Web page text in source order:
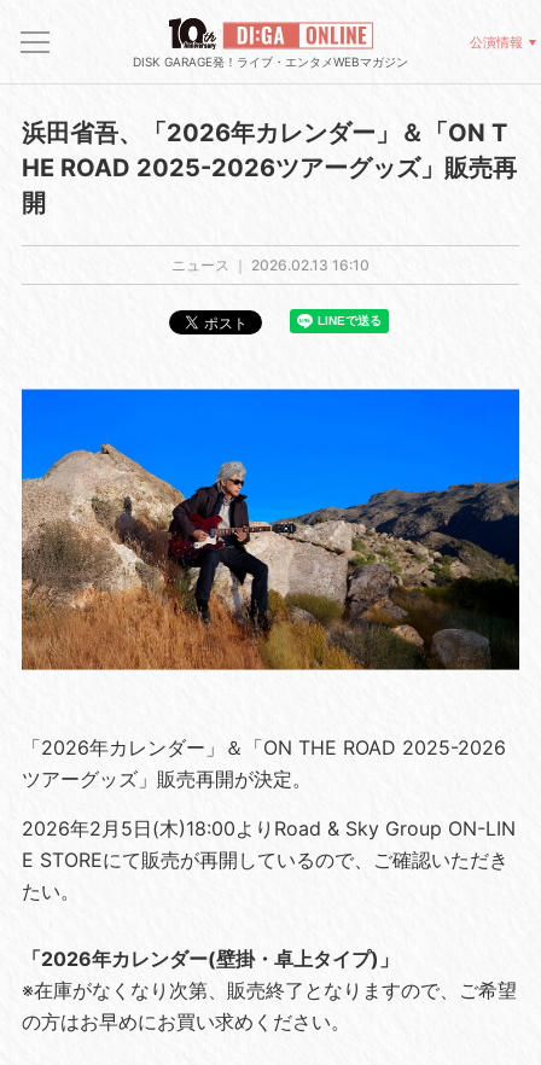
DISK GARAGE発！ライブ・エンタメWEBマガジン
公演情報
浜田省吾、「2026年カレンダー」＆「ON T
HE ROAD 2025-2026ツアーグッズ」販売再
開
ニュース ｜ 2026.02.13 16:10
「2026年カレンダー」＆「ON THE ROAD 2025-2026
ツアーグッズ」販売再開が決定。
2026年2月5日(木)18:00よりRoad & Sky Group ON-LIN
E STOREにて販売が再開しているので、ご確認いただき
たい。
「2026年カレンダー(壁掛・卓上タイプ)」
※在庫がなくなり次第、販売終了となりますので、ご希望
の方はお早めにお買い求めください。